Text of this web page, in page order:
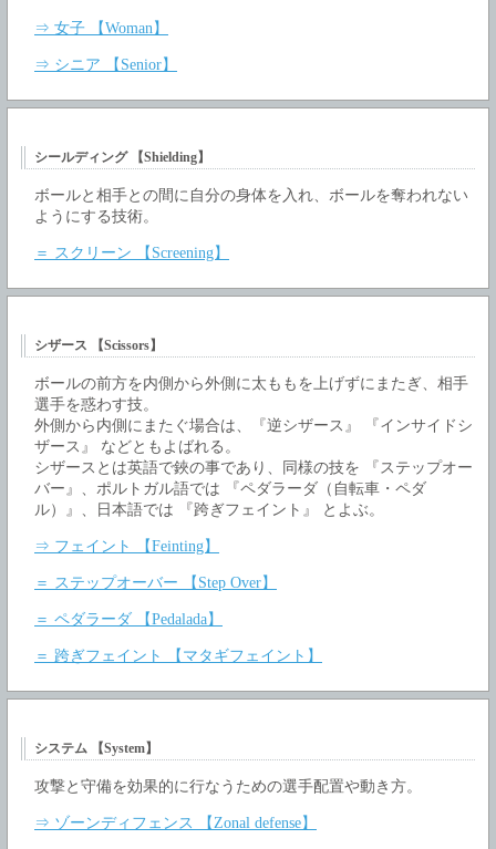
⇒ 女子 【Woman】
⇒ シニア 【Senior】
シールディング 【Shielding】
ボールと相手との間に自分の身体を入れ、ボールを奪われない
ようにする技術。
＝ スクリーン 【Screening】
シザース 【Scissors】
ボールの前方を内側から外側に太ももを上げずにまたぎ、相手
選手を惑わす技。
外側から内側にまたぐ場合は、『逆シザース』 『インサイドシ
ザース』 などともよばれる。
シザースとは英語で鋏の事であり、同様の技を 『ステップオー
バー』、ポルトガル語では 『ペダラーダ（自転車・ペダ
ル）』、日本語では 『跨ぎフェイント』 とよぶ。
⇒ フェイント 【Feinting】
＝ ステップオーバー 【Step Over】
＝ ペダラーダ 【Pedalada】
＝ 跨ぎフェイント 【マタギフェイント】
システム 【System】
攻撃と守備を効果的に行なうための選手配置や動き方。
⇒ ゾーンディフェンス 【Zonal defense】